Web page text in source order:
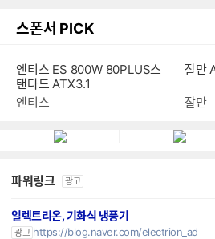
스폰서 PICK
엔티스 ES 800W 80PLUS스
탠다드 ATX3.1
엔티스
잘만
잘만
파워링크 광고
일렉트리온, 기화식 냉풍기
광고 https://blog.naver.com/electrion_ad